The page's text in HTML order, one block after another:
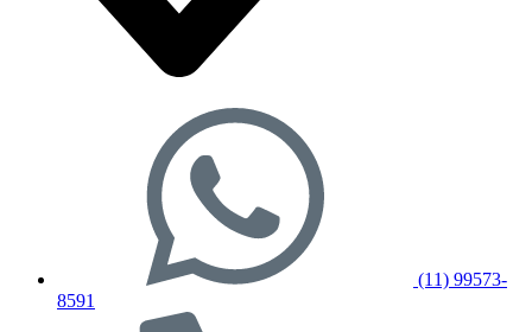
(11) 99573-
8591